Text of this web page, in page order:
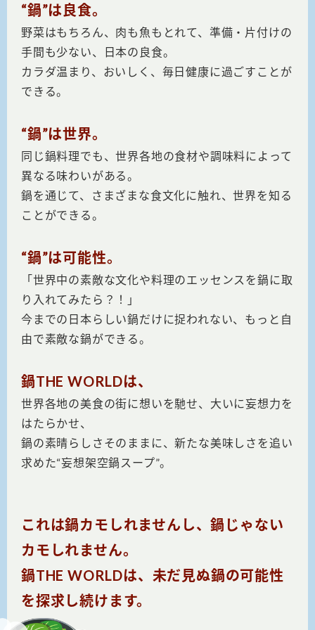
鍋奉行マニュアル
ミツカンのCM
ロングセラー商品 ＋ おすすめレシピ
人気商品 ＋ おすすめレシピ
キッザニア東京「ぽん酢工房」
ミツカン公式通販
業務用サイト ミツカングループについて
“鍋”は良食。
野菜はもちろん、肉も魚もとれて、準備・片付けの
手間も少ない、日本の良食。
カラダ温まり、おいしく、毎日健康に過ごすことが
できる。
“鍋”は世界。
同じ鍋料理でも、世界各地の食材や調味料によって
異なる味わいがある。
鍋を通じて、さまざまな食文化に触れ、世界を知る
ことができる。
“鍋”は可能性。
「世界中の素敵な文化や料理のエッセンスを鍋に取
り入れてみたら？！」
今までの日本らしい鍋だけに捉われない、もっと自
由で素敵な鍋ができる。
鍋THE WORLDは、
世界各地の美食の街に想いを馳せ、大いに妄想力を
はたらかせ、
鍋の素晴らしさそのままに、新たな美味しさを追い
求めた“妄想架空鍋スープ”。
これは鍋カモしれませんし、鍋じゃない
カモしれません。
鍋THE WORLDは、未だ見ぬ鍋の可能性
を探求し続けます。